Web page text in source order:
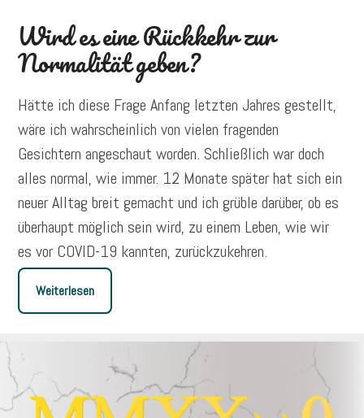
Wird es eine Rückkehr zur
Normalität geben?
Hätte ich diese Frage Anfang letzten Jahres gestellt,
wäre ich wahrscheinlich von vielen fragenden
Gesichtern angeschaut worden. Schließlich war doch
alles normal, wie immer. 12 Monate später hat sich ein
neuer Alltag breit gemacht und ich grüble darüber, ob es
überhaupt möglich sein wird, zu einem Leben, wie wir
es vor COVID-19 kannten, zurückzukehren.
Weiterlesen